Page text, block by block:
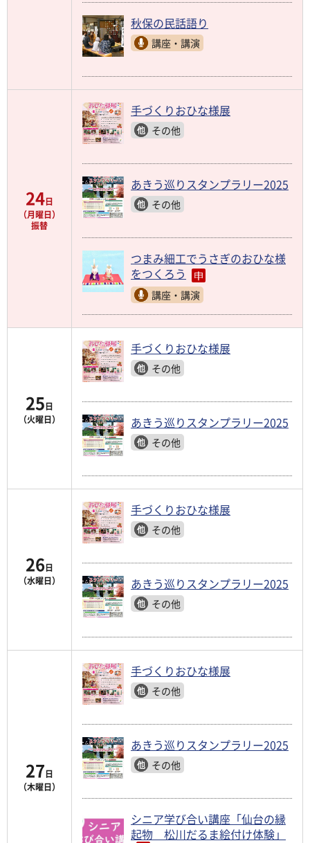
秋保の民話語り
講座・講演
24日
（月曜日）
振替
手づくりおひな様展
その他
あきう巡りスタンプラリー2025
その他
つまみ細工でうさぎのおひな様
をつくろう
講座・講演
25日
（火曜日）
手づくりおひな様展
その他
あきう巡りスタンプラリー2025
その他
26日
（水曜日）
手づくりおひな様展
その他
あきう巡りスタンプラリー2025
その他
27日
（木曜日）
手づくりおひな様展
その他
あきう巡りスタンプラリー2025
その他
シニア学び合い講座「仙台の縁
起物 松川だるま絵付け体験」